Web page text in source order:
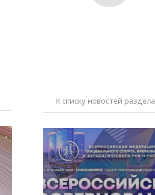
К списку новостей раздела